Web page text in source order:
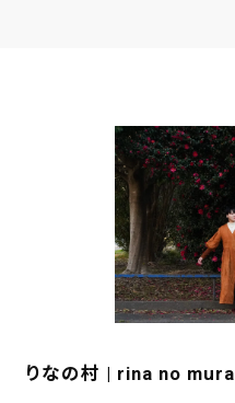
りなの村 | rina no mura